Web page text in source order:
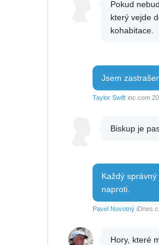
Pokud
který vejde
kohabitace.
Jsem
Taylor Swiftinc.com
Biskup je
Každý
naproti.
Pavel Novotný
Hory, které